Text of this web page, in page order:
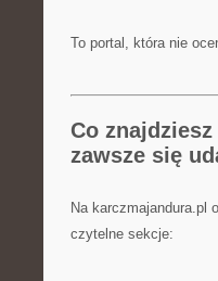
To portal, która nie
Co
zawsze się
Na karczmajandura.pl
czytelne sekcje: